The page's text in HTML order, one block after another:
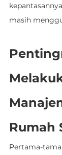
masih
Rumah
Pertama-